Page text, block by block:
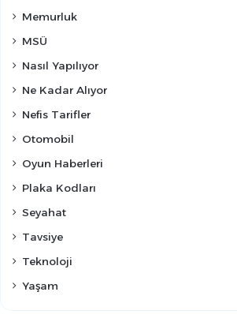
Memurluk
MSÜ
Nasıl Yapılıyor
Ne Kadar Alıyor
Nefis Tarifler
Otomobil
Oyun Haberleri
Plaka Kodları
Seyahat
Tavsiye
Teknoloji
Yaşam